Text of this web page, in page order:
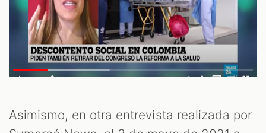
Asimismo, en otra entrevista realizada por